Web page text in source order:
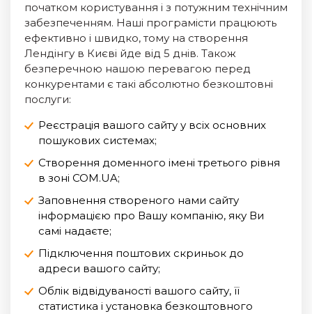
початком користування і з потужним технічним
забезпеченням. Наші програмісти працюють
ефективно і швидко, тому на створення
Лендінгу в Києві йде від 5 днів. Також
безперечною нашою перевагою перед
конкурентами є такі абсолютно безкоштовні
послуги:
Реєстрація вашого сайту у всіх основних
пошукових системах;
Створення доменного імені третього рівня
в зоні COM.UA;
Заповнення створеного нами сайту
інформацією про Вашу компанію, яку Ви
самі надаєте;
Підключення поштових скриньок до
адреси вашого сайту;
Облік відвідуваності вашого сайту, її
статистика і установка безкоштовного